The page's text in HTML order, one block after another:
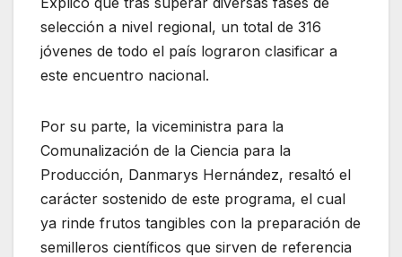
selección a nivel regional, un total de 316
jóvenes de todo el país lograron clasificar a
este encuentro nacional.
Por su parte, la viceministra para la
Comunalización de la Ciencia para la
Producción, Danmarys Hernández, resaltó el
carácter sostenido de este programa, el cual
ya rinde frutos tangibles con la preparación de
semilleros científicos que sirven de referencia